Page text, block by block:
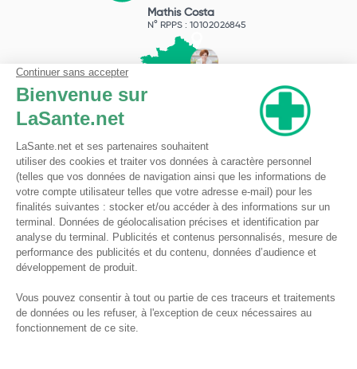
Mathis Costa
N° RPPS : 10102026845
Pharmacie du Bizet
Licence ARS : 590009874
Licence Ordinale : 126921
49 boulevard Bizet
59650 Villeneuve d'Ascq
Contactez-nous !
Pharmacie en ligne autorisée à vendre des médicaments depuis le 17 avril 2013